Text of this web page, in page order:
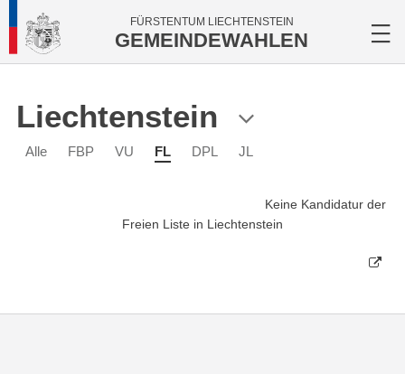
FÜRSTENTUM LIECHTENSTEIN
GEMEINDEWAHLEN
Liechtenstein
Alle FBP VU FL DPL JL
Keine Kandidatur der
Freien Liste in Liechtenstein